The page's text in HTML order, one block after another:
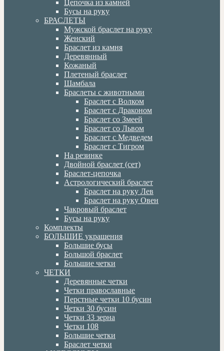
Цепочка из камней
Бусы на руку
БРАСЛЕТЫ
Мужской браслет на руку
Женский
Браслет из камня
Деревянный
Кожаный
Плетеный браслет
Шамбала
Браслеты с животными
Браслет с Волком
Браслет с Драконом
Браслет со Змеей
Браслет со Львом
Браслет с Медведем
Браслет с Тигром
На резинке
Двойной браслет (сет)
Браслет-цепочка
Астрологический браслет
Браслет на руку Лев
Браслет на руку Овен
Чакровый браслет
Бусы на руку
Комплекты
БОЛЬШИЕ украшения
Большие бусы
Большой браслет
Большие четки
ЧЕТКИ
Деревянные четки
Четки православные
Перстные четки 10 бусин
Четки 30 бусин
Четки 33 зерна
Четки 108
Большие четки
Браслет четки